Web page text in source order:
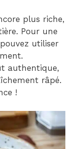
plus riche,
Pour une
utiliser
authentique,
râpé.
!